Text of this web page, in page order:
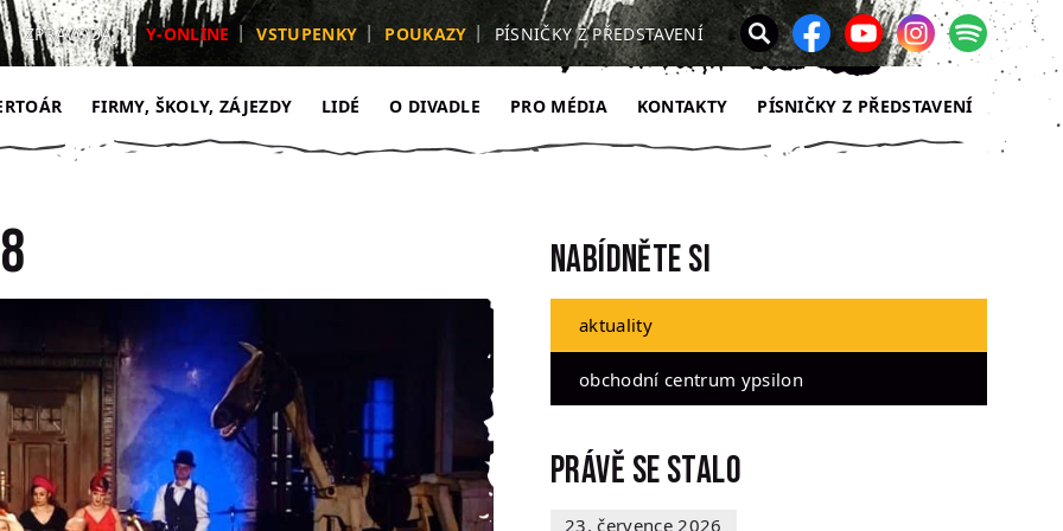
FIRMY, ŠKOLY, ZÁJEZDY LIDÉ O DIVADLE PRO MÉDIA KONTAKTY PÍSNIČKY Z PŘEDSTAVENÍ
ZPRAVODAJ Y-ONLINE VSTUPENKY POUKAZY PÍSNIČKY Z PŘEDSTAVENÍ
Nabídněte si
aktuality
obchodní centrum ypsilon
Právě se stalo
23. července 2026